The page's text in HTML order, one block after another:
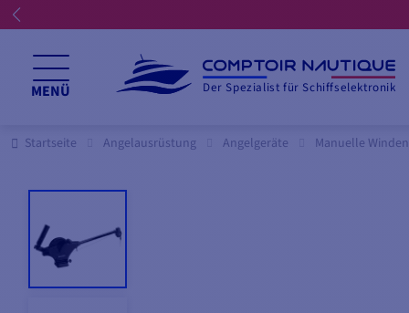
MENÜ Der Spezialist für Schiffselektronik
Startseite Angelausrüstung Angelgeräte Manuelle Winden